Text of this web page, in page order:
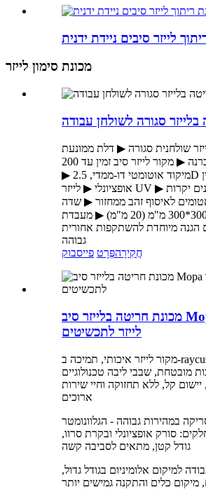
לייזר סיבים ניידת ידנית
מכונת סימון לייזר
סגורה לשולחן עבודה
שולחנית סגורה ▶ דלת ממונעת
עם כפתור ממברנה ▶ מקור לייזר סיב זמין עד 200W
▶ מיקוד אוטומטי דו-ממדי, 2.5D ותלת-ממדי זמין
אופציונלי ▶ לייזר UV זמין לסימון אבנים יקרות ▶
לאיסוף זהב ממחזור ▶ שדה
סימון מרבי: 300*300 מ"מ (20 מ"מ) ▶ מעבדת
הגנה מיוחדת להשתקפות אחורית
גבוהה
חֲקִירָהפְּרָט פייסבוק
מכונת חריטה בלייזר סיב Mopa מיני סמן
לייזר לתכשיטים
מקור לייזר איכותי, תמיכה ב-raycus, max, jpt, מותג
מובטחת, שבבי ליבה טכנולוגיים
קל, ללא תחזוקה וחיי שירות
ארוכים
במהירות גבוהה - הגלוונומטר
סורק אופציונלי ובקרת סרוו,
גודל קטן, מתאים לסביבה קשה
למיקום אלומיניום בגודל גדול,
מיקום כלים והתקנה גמישים יותר